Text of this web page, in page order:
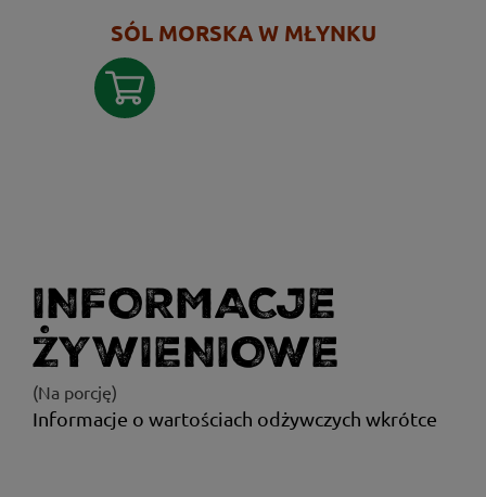
SÓL MORSKA W MŁYNKU
INFORMACJE
ŻYWIENIOWE
(Na porcję)
Informacje o wartościach odżywczych wkrótce